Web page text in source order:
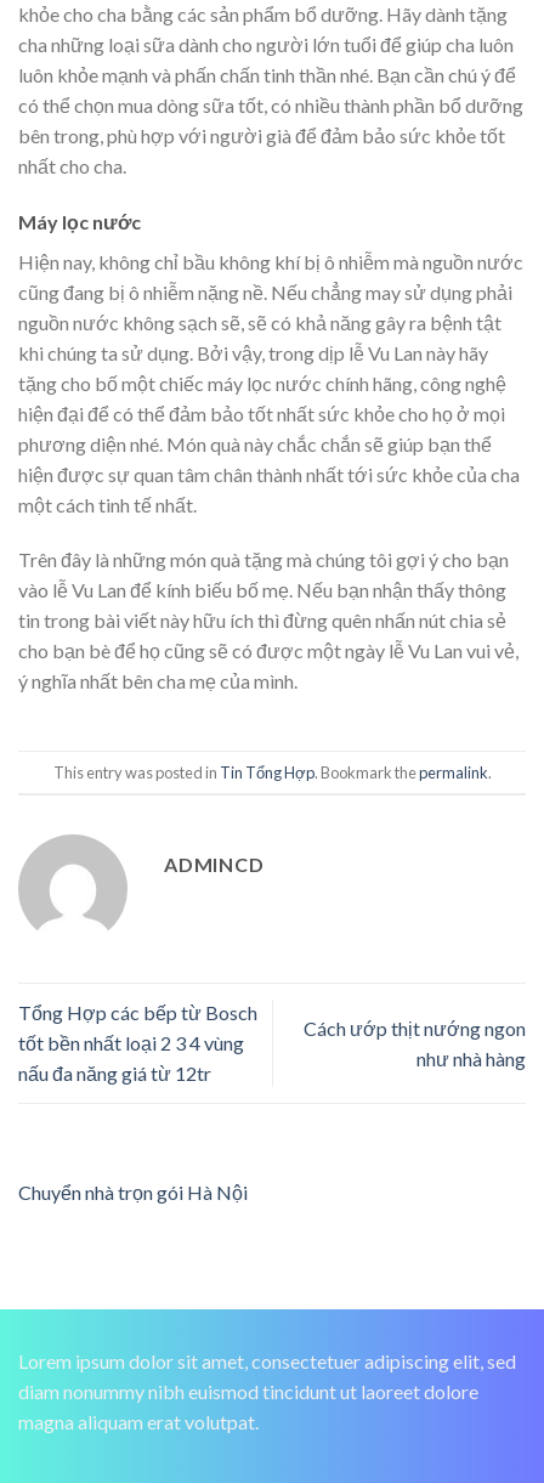
khỏe cho cha bằng các sản phẩm bổ dưỡng. Hãy dành tặng
cha những loại sữa dành cho người lớn tuổi để giúp cha luôn
luôn khỏe mạnh và phấn chấn tinh thần nhé. Bạn cần chú ý để
có thể chọn mua dòng sữa tốt, có nhiều thành phần bổ dưỡng
bên trong, phù hợp với người già để đảm bảo sức khỏe tốt
nhất cho cha.
Máy lọc nước
Hiện nay, không chỉ bầu không khí bị ô nhiễm mà nguồn nước
cũng đang bị ô nhiễm nặng nề. Nếu chẳng may sử dụng phải
nguồn nước không sạch sẽ, sẽ có khả năng gây ra bệnh tật
khi chúng ta sử dụng. Bởi vậy, trong dịp lễ Vu Lan này hãy
tặng cho bố một chiếc máy lọc nước chính hãng, công nghệ
hiện đại để có thể đảm bảo tốt nhất sức khỏe cho họ ở mọi
phương diện nhé. Món quà này chắc chắn sẽ giúp bạn thể
hiện được sự quan tâm chân thành nhất tới sức khỏe của cha
một cách tinh tế nhất.
Trên đây là những món quà tặng mà chúng tôi gợi ý cho bạn
vào lễ Vu Lan để kính biếu bố mẹ. Nếu bạn nhận thấy thông
tin trong bài viết này hữu ích thì đừng quên nhấn nút chia sẻ
cho bạn bè để họ cũng sẽ có được một ngày lễ Vu Lan vui vẻ,
ý nghĩa nhất bên cha mẹ của mình.
This entry was posted in Tin Tổng Hợp. Bookmark thepermalink.
ADMINCD
Tổng Hợp các bếp từ Bosch
tốt bền nhất loại 2 3 4 vùng
nấu đa năng giá từ 12tr
Cách ướp thịt nướng ngon
như nhà hàng
Chuyển nhà trọn gói Hà Nội
Lorem ipsum dolor sit amet, consectetuer adipiscing elit, sed
diam nonummy nibh euismod tincidunt ut laoreet dolore
magna aliquam erat volutpat.